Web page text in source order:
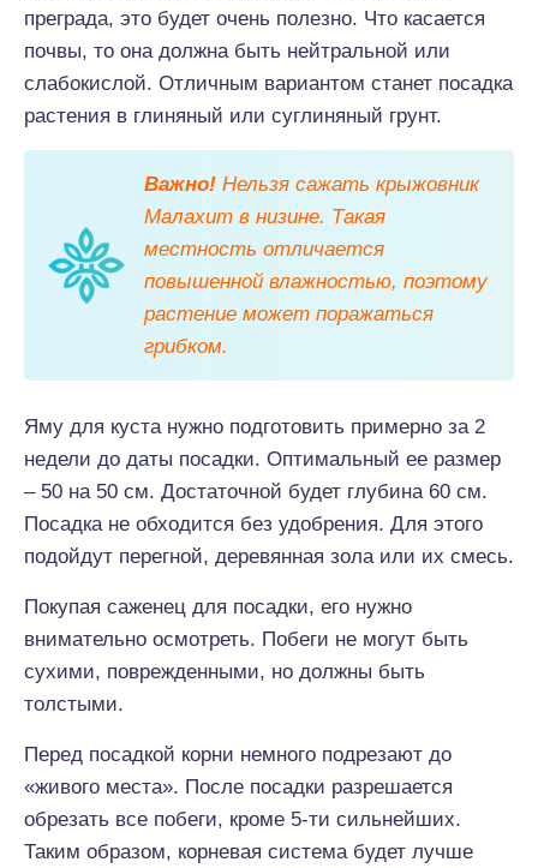
преграда, это будет очень полезно. Что касается
почвы, то она должна быть нейтральной или
слабокислой. Отличным вариантом станет посадка
растения в глиняный или суглиняный грунт.
Важно! Нельзя сажать крыжовник
Малахит в низине. Такая
местность отличается
повышенной влажностью, поэтому
растение может поражаться
грибком.
Яму для куста нужно подготовить примерно за 2
недели до даты посадки. Оптимальный ее размер
– 50 на 50 см. Достаточной будет глубина 60 см.
Посадка не обходится без удобрения. Для этого
подойдут перегной, деревянная зола или их смесь.
Покупая саженец для посадки, его нужно
внимательно осмотреть. Побеги не могут быть
сухими, поврежденными, но должны быть
толстыми.
Перед посадкой корни немного подрезают до
«живого места». После посадки разрешается
обрезать все побеги, кроме 5-ти сильнейших.
Таким образом, корневая система будет лучше